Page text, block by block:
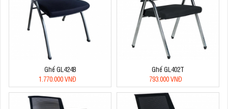
Ghế GL424B
1.770.000 VNĐ
Ghế GL402T
793.000 VNĐ